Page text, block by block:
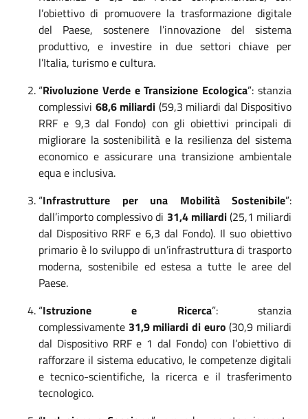
l’obiettivo di promuovere la trasformazione digitale
del Paese, sostenere l’innovazione del sistema
produttivo, e investire in due settori chiave per
l’Italia, turismo e cultura.
“Rivoluzione Verde e Transizione Ecologica”: stanzia
complessivi 68,6 miliardi (59,3 miliardi dal Dispositivo
RRF e 9,3 dal Fondo) con gli obiettivi principali di
migliorare la sostenibilità e la resilienza del sistema
economico e assicurare una transizione ambientale
equa e inclusiva.
“Infrastrutture per una Mobilità Sostenibile”:
dall’importo complessivo di 31,4 miliardi(25,1 miliardi
dal Dispositivo RRF e 6,3 dal Fondo). Il suo obiettivo
primario è lo sviluppo di un’infrastruttura di trasporto
moderna, sostenibile ed estesa a tutte le aree del
Paese.
“Istruzione e Ricerca”: stanzia
complessivamente 31,9 miliardi di euro(30,9 miliardi
dal Dispositivo RRF e 1 dal Fondo) con l’obiettivo di
rafforzare il sistema educativo, le competenze digitali
e tecnico-scientifiche, la ricerca e il trasferimento
tecnologico.